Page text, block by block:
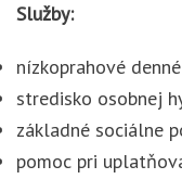
Služby:
nízkoprahové
stredisko osobnej
základné sociálne
pomoc pri